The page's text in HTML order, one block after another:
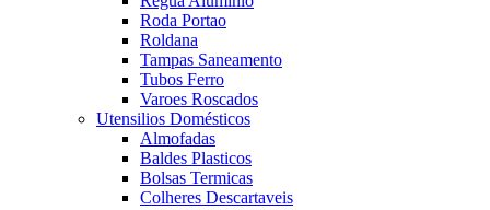
Roda Portao
Roldana
Tampas Saneamento
Tubos Ferro
Varoes Roscados
Utensilios Domésticos
Almofadas
Baldes Plasticos
Bolsas Termicas
Colheres Descartaveis